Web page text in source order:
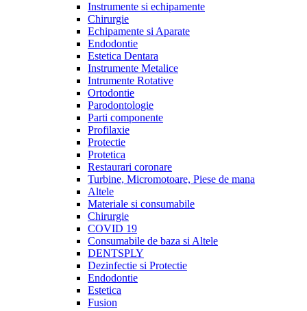
Instrumente si echipamente
Chirurgie
Echipamente si Aparate
Endodontie
Estetica Dentara
Instrumente Metalice
Intrumente Rotative
Ortodontie
Parodontologie
Parti componente
Profilaxie
Protectie
Protetica
Restaurari coronare
Turbine, Micromotoare, Piese de mana
Altele
Materiale si consumabile
Chirurgie
COVID 19
Consumabile de baza si Altele
DENTSPLY
Dezinfectie si Protectie
Endodontie
Estetica
Fusion